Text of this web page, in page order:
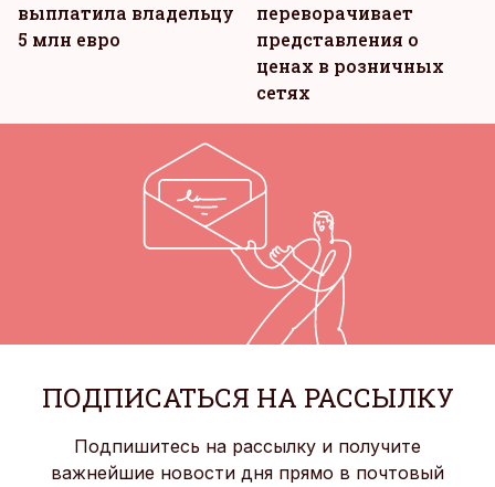
выплатила владельцу
5 млн евро
переворачивает
представления о
ценах в розничных
сетях
ПОДПИСАТЬСЯ НА РАССЫЛКУ
Подпишитесь на рассылку и получите
важнейшие новости дня прямо в почтовый